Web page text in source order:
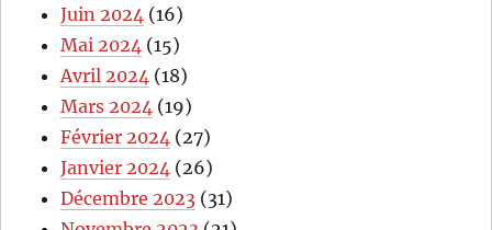
Juin 2024 (16)
Mai 2024 (15)
Avril 2024 (18)
Mars 2024 (19)
Février 2024 (27)
Janvier 2024 (26)
Décembre 2023 (31)